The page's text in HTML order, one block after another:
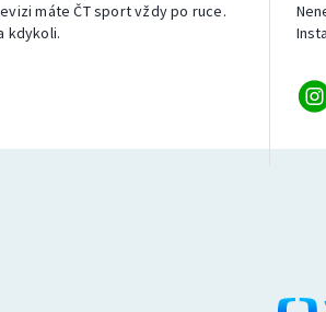
máte ČT sport vždy po ruce.
kdykoli.